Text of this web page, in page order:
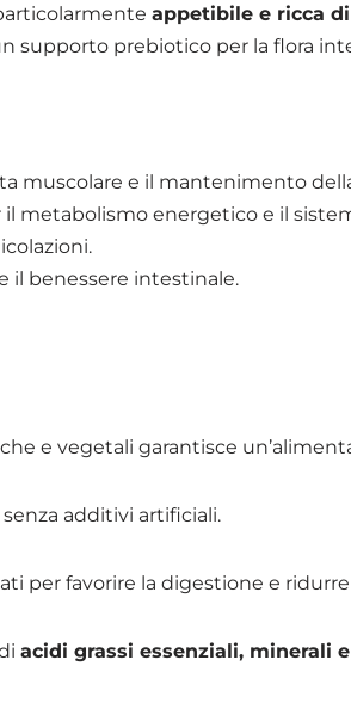
appetibile e ricca
supporto prebiotico per la flora
muscolare e il mantenimento
il metabolismo energetico e il
il benessere intestinale.
e vegetali garantisce
additivi artificiali.
per favorire la digestione e
acidi grassi essenziali, minerali